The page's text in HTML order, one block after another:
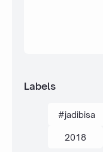
Labels
#jadibisa
2018